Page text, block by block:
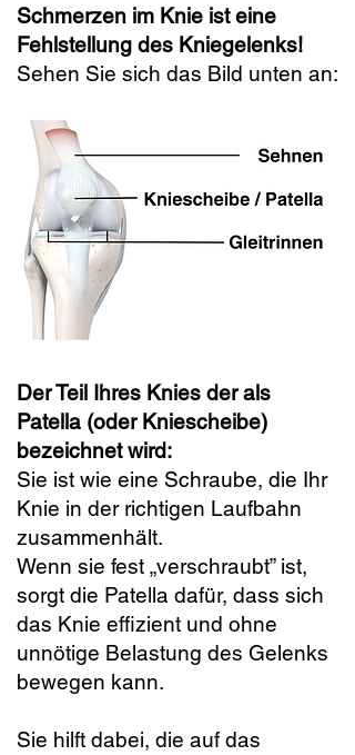
Schmerzen im Knie ist eine
Fehlstellung des Kniegelenks!
Sehen Sie sich das Bild unten an:
Der Teil Ihres Knies der als
Patella (oder Kniescheibe)
bezeichnet wird:
Sie ist wie eine Schraube, die Ihr
Knie in der richtigen Laufbahn
zusammenhält.
Wenn sie fest „verschraubt” ist,
sorgt die Patella dafür, dass sich
das Knie effizient und ohne
unnötige Belastung des Gelenks
bewegen kann.
Sie hilft dabei, die auf das